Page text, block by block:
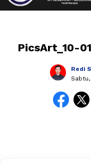
PicsArt_10-
Redi